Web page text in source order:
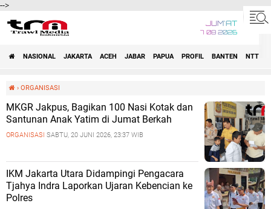
-->
JUM'AT
7 08 2026
NASIONAL JAKARTA ACEH JABAR PAPUA PROFIL BANTEN NTT
› ORGANISASI
MKGR Jakpus, Bagikan 100 Nasi Kotak dan
Santunan Anak Yatim di Jumat Berkah
ORGANISASI SABTU, 20 JUNI 2026, 23:37 WIB
IKM Jakarta Utara Didampingi Pengacara
Tjahya Indra Laporkan Ujaran Kebencian ke
Polres